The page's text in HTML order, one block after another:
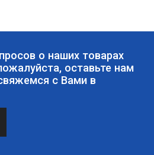
о наших товарах
оставьте нам
с Вами в